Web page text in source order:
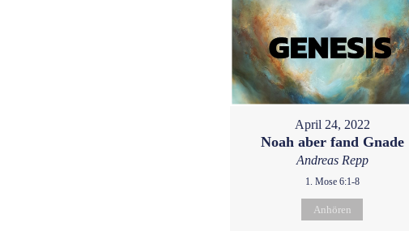
April 24, 2022
Noah aber fand Gnade
Andreas Repp
1. Mose 6:1-8
Anhören